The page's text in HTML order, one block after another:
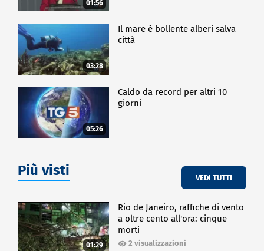
01:56
03:28
Il mare è bollente alberi salva
città
05:26
Caldo da record per altri 10
giorni
Più visti VEDI TUTTI
01:29
Rio de Janeiro, raffiche di vento
a oltre cento all'ora: cinque
morti
2 visualizzazioni